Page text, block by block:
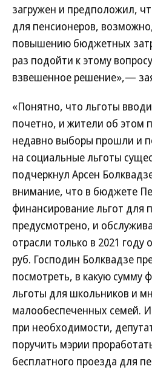
загружен и предположил,
для пенсионеров,
повышению бюджетных
раз подойти к этому
взвешенное решение»,—
«Понятно, что льготы
почетно, и жители об этом
недавно выборы прошли и
на социальные льготы
подчеркнул Арсен
внимание, что в бюджете
финансирование льгот для
предусмотрено, и
отрасли только в 2021 году
руб. Господин Болквадзе
посмотреть, в какую сумму
льготы для школьников и
малообеспеченных семей.
при необходимости,
поручить мэрии
бесплатного проезда для